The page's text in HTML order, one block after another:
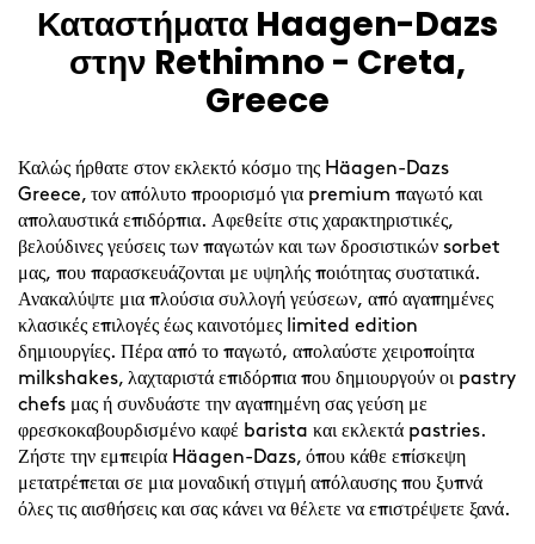
SkipΚαταστήματα Haagen-Dazs
στην Rethimno - Creta,
Greece
Καλώς ήρθατε στον εκλεκτό κόσμο της Häagen-Dazs
Greece, τον απόλυτο προορισμό για premium παγωτό και
απολαυστικά επιδόρπια. Αφεθείτε στις χαρακτηριστικές,
βελούδινες γεύσεις των παγωτών και των δροσιστικών sorbet
μας, που παρασκευάζονται με υψηλής ποιότητας συστατικά.
Ανακαλύψτε μια πλούσια συλλογή γεύσεων, από αγαπημένες
κλασικές επιλογές έως καινοτόμες limited edition
δημιουργίες. Πέρα από το παγωτό, απολαύστε χειροποίητα
milkshakes, λαχταριστά επιδόρπια που δημιουργούν οι pastry
chefs μας ή συνδυάστε την αγαπημένη σας γεύση με
φρεσκοκαβουρδισμένο καφέ barista και εκλεκτά pastries.
Ζήστε την εμπειρία Häagen-Dazs, όπου κάθε επίσκεψη
μετατρέπεται σε μια μοναδική στιγμή απόλαυσης που ξυπνά
όλες τις αισθήσεις και σας κάνει να θέλετε να επιστρέψετε ξανά.